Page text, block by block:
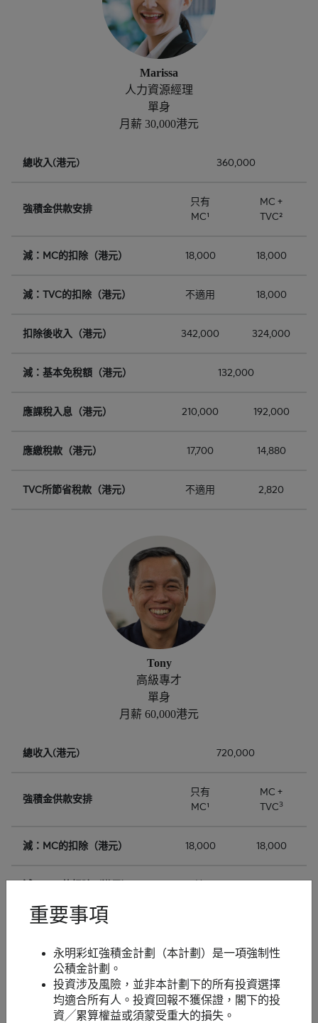
Marissa
人力資源經理
單身
月薪 30,000港元
總收入(港元) 360,000
強積金供款安排
只有
MC¹
MC +
TVC²
減：MC的扣除（港元） 18,000 18,000
減：TVC的扣除（港元） 不適用 18,000
扣除後收入（港元） 342,000 324,000
減：基本免稅額（港元） 132,000
應課稅入息（港元） 210,000 192,000
應繳稅款（港元） 17,700 14,880
TVC所節省稅款（港元） 不適用 2,820
Tony
高級專才
單身
月薪 60,000港元
總收入(港元) 720,000
強積金供款安排
只有
MC¹
MC +
TVC3
減：MC的扣除（港元） 18,000 18,000
扣除後收入（港元）
減：基本免稅額（港元）
應課稅入息（港元） 570,000 510,000
重要事項
永明彩虹強積金計劃（本計劃）是一項強制性
公積金計劃。
投資涉及風險，並非本計劃下的所有投資選擇
均適合所有人。投資回報不獲保證，閣下的投
資╱累算權益或須蒙受重大的損失。